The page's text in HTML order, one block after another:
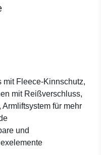
mit Fleece-Kinnschutz,
mit Reißverschluss,
für mehr
und